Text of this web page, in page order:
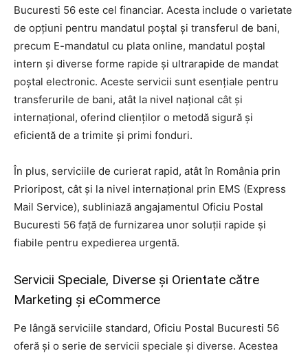
Bucuresti 56 este cel financiar. Acesta include o varietate
de opțiuni pentru mandatul poștal și transferul de bani,
precum E-mandatul cu plata online, mandatul poștal
intern și diverse forme rapide și ultrarapide de mandat
poștal electronic. Aceste servicii sunt esențiale pentru
transferurile de bani, atât la nivel național cât și
internațional, oferind clienților o metodă sigură și
eficientă de a trimite și primi fonduri.
În plus, serviciile de curierat rapid, atât în România prin
Prioripost, cât și la nivel internațional prin EMS (Express
Mail Service), subliniază angajamentul Oficiu Postal
Bucuresti 56 față de furnizarea unor soluții rapide și
fiabile pentru expedierea urgentă.
Servicii Speciale, Diverse și Orientate către
Marketing și eCommerce
Pe lângă serviciile standard, Oficiu Postal Bucuresti 56
oferă și o serie de servicii speciale și diverse. Acestea